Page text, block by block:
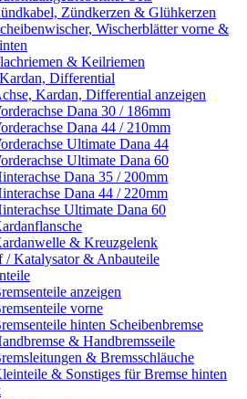
Zündkerzen & Glühkerzen
Wischerblätter vorne &
& Keilriemen
Differential
Kardan, Differential anzeigen
Dana 30 / 186mm
Dana 44 / 210mm
Ultimate Dana 44
Ultimate Dana 60
Dana 35 / 200mm
Dana 44 / 220mm
Ultimate Dana 60
& Kreuzgelenk
/ Katalysator & Anbauteile
anzeigen
vorne
hinten Scheibenbremse
& Handbremsseile
& Bremsschläuche
& Sonstiges für Bremse hinten